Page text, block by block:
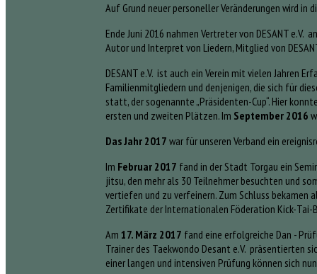
Auf Grund neuer personeller Veränderungen wird
Ende Juni 2016 nahmen Vertreter von DESANT
Autor und Interpret von Liedern, Mitglied von
DESANT e.V. ist auch ein Verein mit vielen Jahren
Familienmitgliedern und denjenigen, die sich für
statt, der sogenannte „Präsidenten-Cup“. Hier
ersten und zweiten Plätzen. Im September 2016
Das Jahr 2017 war für unseren Verband ein
Im Februar 2017 fand in der Stadt Torgau ein
jitsu, den mehr als 30 Teilnehmer besuchten und
vertiefen und zu verfeinern. Zum Schluss bekamen
Zertifikate der Internationalen Föderation Kick-Tai-
Am 17. März 2017 fand eine erfolgreiche Dan -
Trainer des Taekwondo Desant e.V. präsentierten
einer langen und intensiven Prüfung können sich